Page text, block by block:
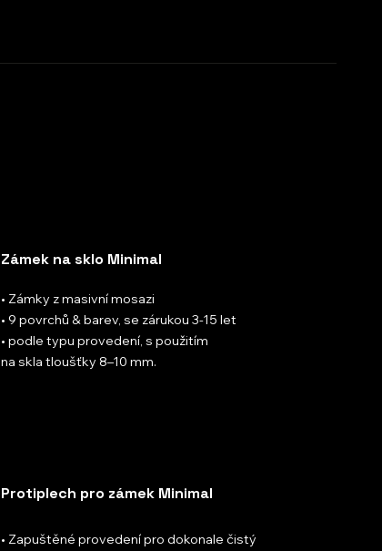
Zámek na sklo Minimal
• Zámky z masivní mosazi
• 9 povrchů & barev, se zárukou 3-15 let
• podle typu provedení, s použitím
na skla tloušťky 8–10 mm.
Protiplech pro zámek Minimal
• Zapuštěné provedení pro dokonale čistý